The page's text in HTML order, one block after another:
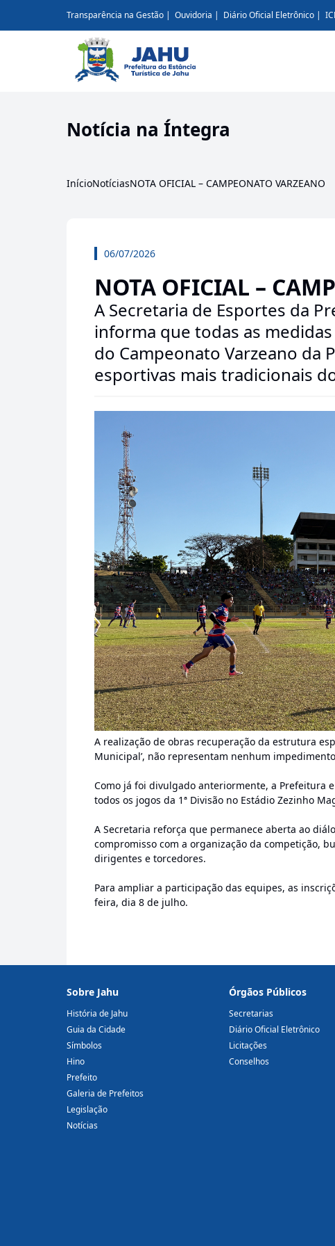
Transparência na Gestão Ouvidoria Diário Oficial Eletrônico
Notícia na Íntegra
InícioNotíciasNOTA OFICIAL – CAMPEONATO VARZEANO
06/07/2026
NOTA OFICIAL –
A Secretaria de Esportes da
informa que todas as
do Campeonato Varzeano da
esportivas mais tradicionais
A realização de obras recuperação da estrutura
Municipal’, não representam nenhum
Como já foi divulgado anteriormente, a Prefeitura
todos os jogos da 1ª Divisão no Estádio Zezinho
A Secretaria reforça que permanece aberta ao
compromisso com a organização da competição,
dirigentes e torcedores.
Para ampliar a participação das equipes, as
feira, dia 8 de julho.
Sobre Jahu
História de Jahu
Guia da Cidade
Símbolos
Hino
Prefeito
Galeria de Prefeitos
Legislação
Notícias
Órgãos Públicos
Secretarias
Diário Oficial Eletrônico
Licitações
Conselhos